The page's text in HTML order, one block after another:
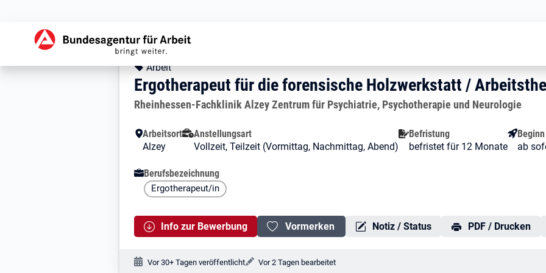
Stellendetails zu: Ergotherapeut für die forensische
Ergotherapeut für die forensische
Ergotherapeut für die forensische Holzwerkstatt /
Kopfbereich
Angebotsart:
Arbeit
Ergotherapeut für die forensische Holzwerkstatt /
Arbeitgeber:
Rheinhessen-Fachklinik Alzey Zentrum für Psychiatrie, Psychotherapie und Neurologie
Besondere Merkmale
Arbeitsort
Alzey
Anstellungsart
Vollzeit, Teilzeit (Vormittag, Nachmittag, Abend)
Befristung
befristet für 12 Monate
Beginn
ab
Berufsbezeichnung
Ergotherapeut/in
Info zur Bewerbung Vormerken Notiz / Status PDF / Drucken
Veröffentlichungsdatum:
Vor 30+ Tagen veröffentlicht Änderungsdatum:
Vor 2 Tagen bearbeitet